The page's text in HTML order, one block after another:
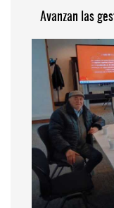
Avanzan las